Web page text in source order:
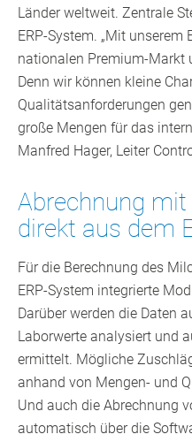
Länder weltweit. Zentrale
ERP-System. „Mit unserem
nationalen Premium-Markt
Denn wir können kleine
Qualitätsanforderungen
große Mengen für das
Manfred Hager, Leiter
Abrechnung
direkt aus dem
Für die Berechnung des
ERP-System integrierte
Darüber werden die Daten
Laborwerte analysiert und
ermittelt. Mögliche
anhand von Mengen- und
Und auch die Abrechnung
automatisch über die